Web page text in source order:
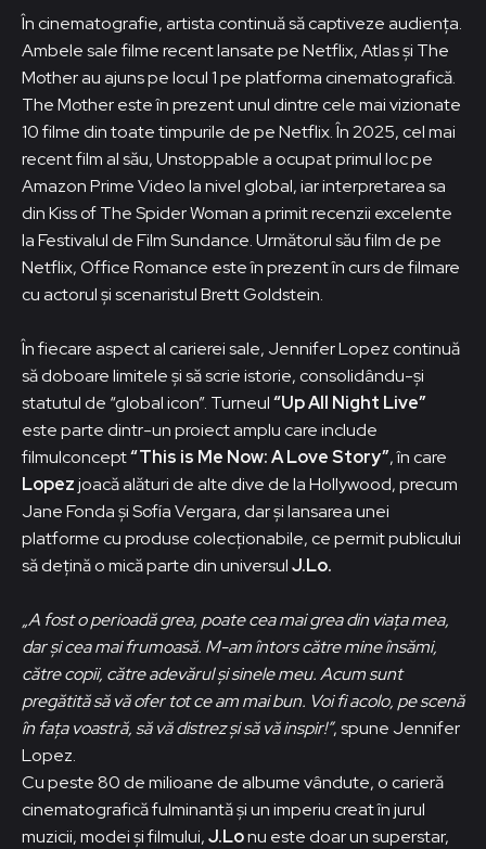
În cinematografie, artista continuă să captiveze audiența.
Ambele sale filme recent lansate pe Netflix, Atlas și The
Mother au ajuns pe locul 1 pe platforma cinematografică.
The Mother este în prezent unul dintre cele mai vizionate
10 filme din toate timpurile de pe Netflix. În 2025, cel mai
recent film al său, Unstoppable a ocupat primul loc pe
Amazon Prime Video la nivel global, iar interpretarea sa
din Kiss of The Spider Woman a primit recenzii excelente
la Festivalul de Film Sundance. Următorul său film de pe
Netflix, Office Romance este în prezent în curs de filmare
cu actorul și scenaristul Brett Goldstein.
În fiecare aspect al carierei sale, Jennifer Lopez continuă
să doboare limitele și să scrie istorie, consolidându-și
statutul de “global icon”. Turneul“Up All Night Live”
este parte dintr-un proiect amplu care include
filmulconcept“This is Me Now: A Love Story”, în care
Lopezjoacă alături de alte dive de la Hollywood, precum
Jane Fonda și Sofía Vergara, dar și lansarea unei
platforme cu produse colecționabile, ce permit publicului
să dețină o mică parte din universulJ.Lo.
„A fost o perioadă grea, poate cea mai grea din viața mea,
dar și cea mai frumoasă. M-am întors către mine însămi,
către copii, către adevărul și sinele meu. Acum sunt
pregătită să vă ofer tot ce am mai bun. Voi fi acolo, pe scenă
în fața voastră, să vă distrez și să vă inspir!”, spune Jennifer
Lopez.
Cu peste 80 de milioane de albume vândute, o carieră
cinematografică fulminantă și un imperiu creat în jurul
muzicii, modei și filmului,J.Lonu este doar un superstar,